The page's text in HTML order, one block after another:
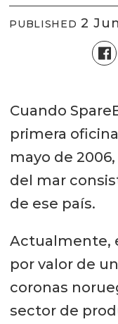
PUBLISHED 2
Cuando
primera
mayo de
del mar
de ese país.
Actualmente,
por valor de
coronas
sector de